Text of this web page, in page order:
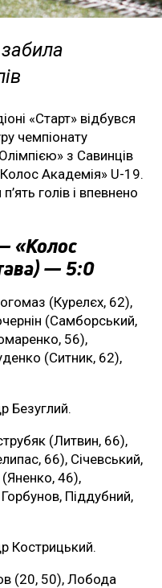
«Старт» відбувся
чемпіонату
з Савинців
Академія» U-19.
голів і впевнено
«Колос
— 5:0
(Курелєх, 62),
(Самборський,
56),
(Ситник, 62),
Безуглий.
(Литвин, 66),
66), Січевський,
46),
Піддубний,
Кострицький.
(20, 50), Лобода